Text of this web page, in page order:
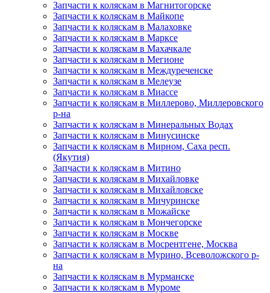
Запчасти к коляскам в Магнитогорске
Запчасти к коляскам в Майкопе
Запчасти к коляскам в Малаховке
Запчасти к коляскам в Марксе
Запчасти к коляскам в Махачкале
Запчасти к коляскам в Мегионе
Запчасти к коляскам в Междуреченске
Запчасти к коляскам в Мелеузе
Запчасти к коляскам в Миассе
Запчасти к коляскам в Миллерово, Миллеровского
р-на
Запчасти к коляскам в Минеральных Водах
Запчасти к коляскам в Минусинске
Запчасти к коляскам в Мирном, Саха респ.
(Якутия)
Запчасти к коляскам в Митино
Запчасти к коляскам в Михайловке
Запчасти к коляскам в Михайловске
Запчасти к коляскам в Мичуринске
Запчасти к коляскам в Можайске
Запчасти к коляскам в Мончегорске
Запчасти к коляскам в Москве
Запчасти к коляскам в Мосрентгене, Москва
Запчасти к коляскам в Мурино, Всеволожского р-
на
Запчасти к коляскам в Мурманске
Запчасти к коляскам в Муроме